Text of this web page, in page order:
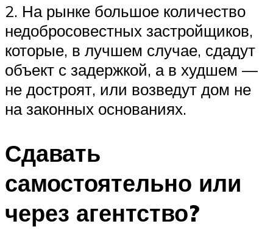
2. На рынке большое количество
недобросовестных застройщиков,
которые, в лучшем случае, сдадут
объект с задержкой, а в худшем —
не достроят, или возведут дом не
на законных основаниях.
Сдавать
самостоятельно или
через агентство?